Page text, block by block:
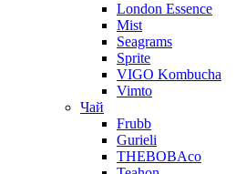
London Essence
Mist
Seagrams
Sprite
VIGO Kombucha
Vimto
Чай
Frubb
Gurieli
THEBOBAco